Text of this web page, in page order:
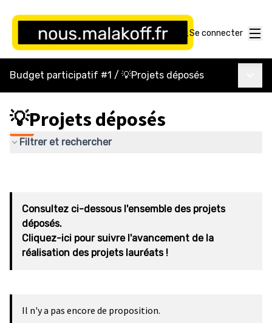
Se connecter
Budget participatif #1 / 💡Projets déposés
💡Projets déposés
Filtrer et rechercher
Consultez ci-dessous l'ensemble des projets
déposés.
Cliquez-ici pour suivre l'avancement de la
réalisation des projets lauréats !
Il n'y a pas encore de proposition.